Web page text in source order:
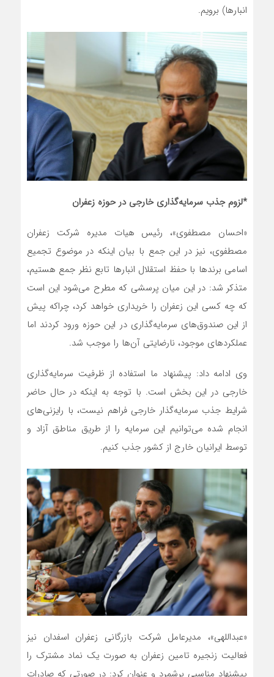
انبارها) برویم.
*لزوم جذب سرمایه‌گذاری خارجی در حوزه زعفران
«احسان مصطفوی»، ‎رئیس هیات مدیره شرکت زعفران
مصطفوی، نیز در این جمع با بیان اینکه در موضوع تجمیع
اسامی برندها با حفظ استقلال انبارها تابع نظر جمع هستیم،
متذکر شد: در این میان پرسشی که مطرح می‌شود این است
که چه کسی این زعفران را خریداری خواهد کرد، چراکه پیش
از این صندوق‌های سرمایه‌گذاری در این حوزه ورود کردند اما
عملکردهای موجود، نارضایتی آن‌ها را موجب شد.
وی ادامه داد: پیشنهاد ما استفاده از ظرفیت سرمایه‌گذاری
خارجی در این بخش است. با توجه به اینکه در حال حاضر
شرایط جذب سرمایه‌گذار خارجی فراهم نیست، با رایزنی‌های
انجام شده می‌توانیم این سرمایه‌ را از طریق مناطق آزاد و
توسط ایرانیان خارج از کشور جذب کنیم.
«عبداللهی»، مدیرعامل شرکت بازرگانی زعفران اسفدان نیز
فعالیت زنجیره تامین زعفران به صورت یک نماد مشترک را
پیشنهاد مناسبی برشمرد و عنوان کرد: در صورتی که صادرات